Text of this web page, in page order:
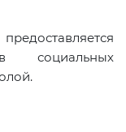
социальных